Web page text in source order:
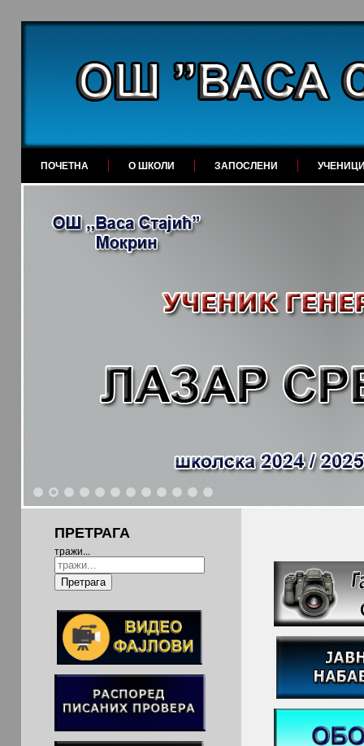
ПОЧЕТНА О ШКОЛИ ЗАПОСЛЕНИ
ПРЕТРАГА
тражи...
Претрага